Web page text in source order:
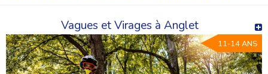
Vagues et Virages à Anglet
11-14 ANS